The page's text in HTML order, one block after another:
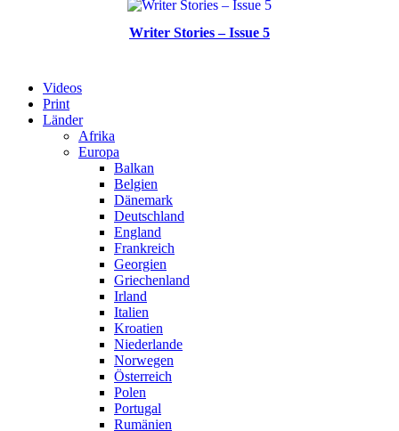
Writer Stories – Issue 5
Videos
Print
Länder
Afrika
Europa
Balkan
Belgien
Dänemark
Deutschland
England
Frankreich
Georgien
Griechenland
Irland
Italien
Kroatien
Niederlande
Norwegen
Österreich
Polen
Portugal
Rumänien